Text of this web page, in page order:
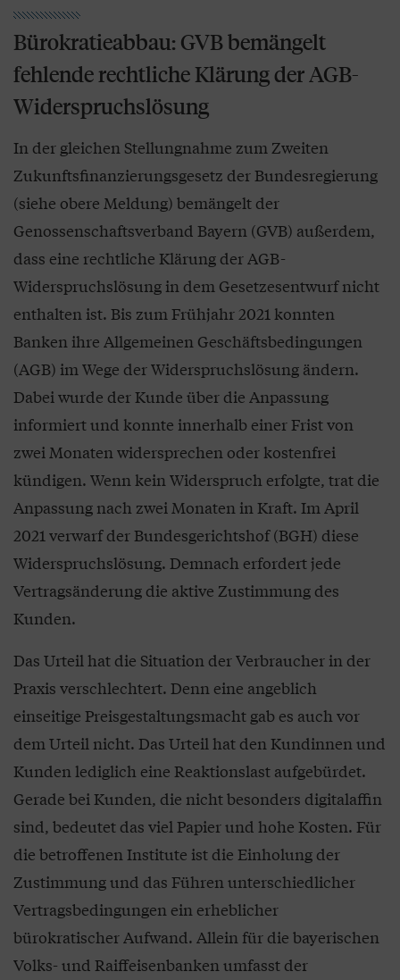
Bürokratieabbau: GVB bemängelt
fehlende rechtliche Klärung der AGB-
Widerspruchslösung
In der gleichen Stellungnahme zum Zweiten
Zukunftsfinanzierungsgesetz der Bundesregierung
(siehe obere Meldung) bemängelt der
Genossenschaftsverband Bayern (GVB) außerdem,
dass eine rechtliche Klärung der AGB-
Widerspruchslösung in dem Gesetzesentwurf nicht
enthalten ist. Bis zum Frühjahr 2021 konnten
Banken ihre Allgemeinen Geschäftsbedingungen
(AGB) im Wege der Widerspruchslösung ändern.
Dabei wurde der Kunde über die Anpassung
informiert und konnte innerhalb einer Frist von
zwei Monaten widersprechen oder kostenfrei
kündigen. Wenn kein Widerspruch erfolgte, trat die
Anpassung nach zwei Monaten in Kraft. Im April
2021 verwarf der Bundesgerichtshof (BGH) diese
Widerspruchslösung. Demnach erfordert jede
Vertragsänderung die aktive Zustimmung des
Kunden.
Das Urteil hat die Situation der Verbraucher in der
Praxis verschlechtert. Denn eine angeblich
einseitige Preisgestaltungsmacht gab es auch vor
dem Urteil nicht. Das Urteil hat den Kundinnen und
Kunden lediglich eine Reaktionslast aufgebürdet.
Gerade bei Kunden, die nicht besonders digitalaffin
sind, bedeutet das viel Papier und hohe Kosten. Für
die betroffenen Institute ist die Einholung der
Zustimmung und das Führen unterschiedlicher
Vertragsbedingungen ein erheblicher
bürokratischer Aufwand. Allein für die bayerischen
Volks- und Raiffeisenbanken umfasst der